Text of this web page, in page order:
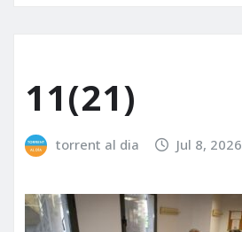
11(21)
torrent al dia Jul 8, 2026